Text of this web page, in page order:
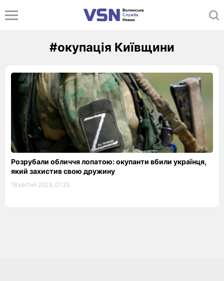
#окупація Київщини
Розрубали обличчя лопатою: окупанти вбили українця,
який захистив свою дружину
18 квітня 2023, 01:25